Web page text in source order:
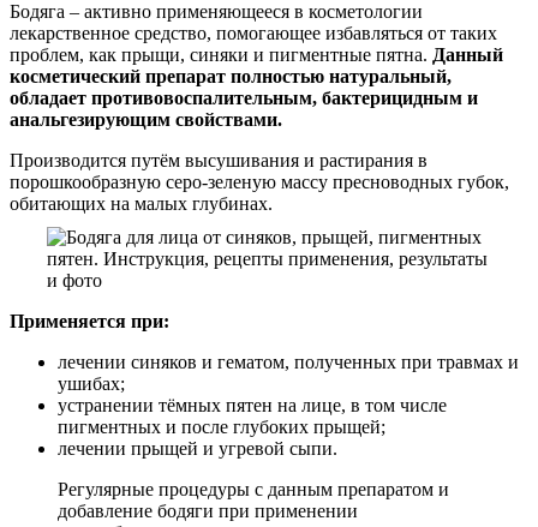
Бодяга – активно применяющееся в косметологии
лекарственное средство, помогающее избавляться от таких
проблем, как прыщи, синяки и пигментные пятна. Данный
косметический препарат полностью натуральный,
обладает противовоспалительным, бактерицидным и
анальгезирующим свойствами.
Производится путём высушивания и растирания в
порошкообразную серо-зеленую массу пресноводных губок,
обитающих на малых глубинах.
Применяется при:
лечении синяков и гематом, полученных при травмах и
ушибах;
устранении тёмных пятен на лице, в том числе
пигментных и после глубоких прыщей;
лечении прыщей и угревой сыпи.
Регулярные процедуры с данным препаратом и
добавление бодяги при применении